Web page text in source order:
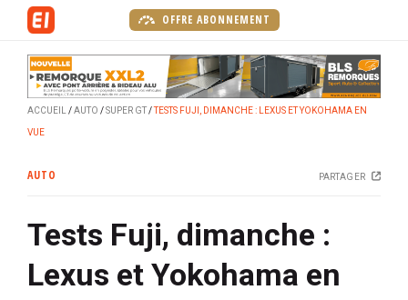
OFFRE ABONNEMENT
ACCUEIL AUTO SUPER GT TESTS FUJI, DIMANCHE : LEXUS ET YOKOHAMA EN
VUE
AUTO PARTAGER
Tests Fuji, dimanche :
Lexus et Yokohama en